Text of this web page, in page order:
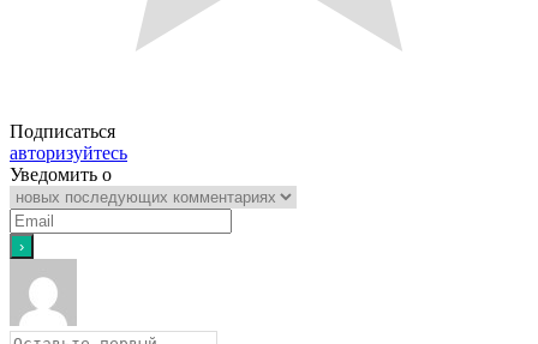
Подписаться
авторизуйтесь
Уведомить о